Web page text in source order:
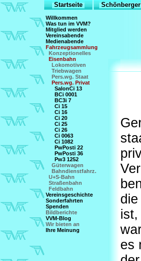
Startseite
Willkommen
Was tun im VVM?
Mitglied werden
Vereinsabende
Medienabende
Fahrzeugsammlung
Konzeptionelles
Eisenbahn
Lokomotiven
Triebwagen
Pers.wg. Staat
Pers.wg. Privat
SalonCi 13
BCi 0001
BC3i 7
Ci 15
Ci 16
Ci 20
Ci 25
Ci 26
Ci 0063
Ci 1082
PwPosti 22
PwPosti 36
Pw3 1252
Güterwagen
Bahndienstfahrz.
U+S-Bahn
Straßenbahn
Feldbahn
Vereinsgeschichte
Sonderfahrten
Spenden
Bildberichte
VVM-Blog
Wir bieten an
Ihre Meinung
ist,
es